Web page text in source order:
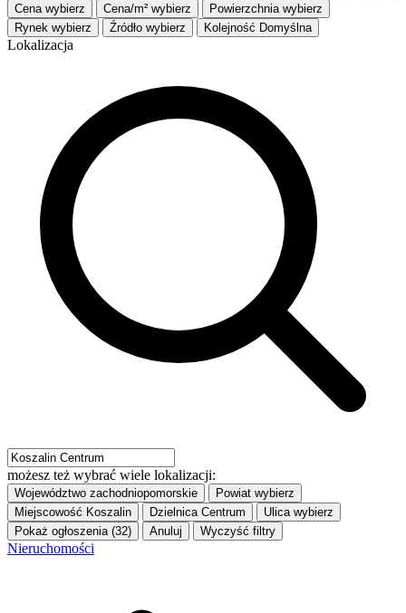
Cena wybierz Cena/m² wybierz Powierzchnia wybierz
Rynek wybierz Źródło wybierz Kolejność Domyślna
Lokalizacja
możesz też wybrać wiele lokalizacji:
Województwo zachodniopomorskie Powiat wybierz
Miejscowość Koszalin Dzielnica Centrum Ulica wybierz
Pokaż ogłoszenia (32)
Anuluj Wyczyść filtry
Nieruchomości